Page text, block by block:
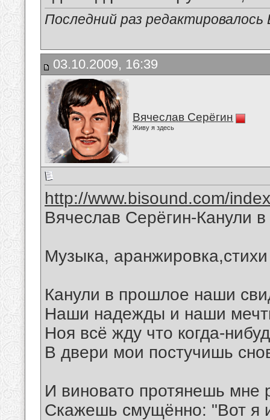
Последний раз
03.10.2009, 16:39
Вячеслав Серёгин
Живу я здесь
http://www.bisound.com/
Вячеслав Серёгин-Канули
Музыка,
Канули в прошлое наши
Наши надежды и наши
Ноя всё жду что когда-
В двери мои постучишь
И виновато протянешь мне
Скажешь смущённо: "Вот я